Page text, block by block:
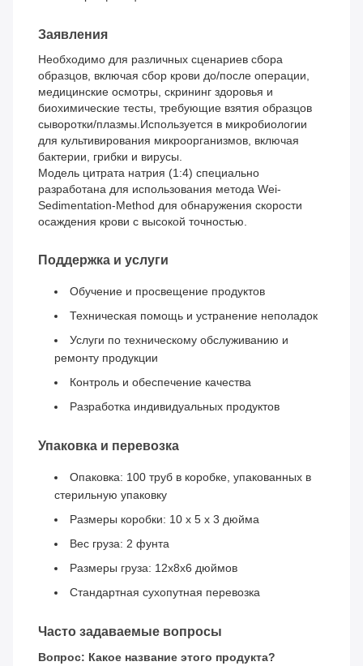
Заявления
Необходимо для различных сценариев сбора
образцов, включая сбор крови до/после операции,
медицинские осмотры, скрининг здоровья и
биохимические тесты, требующие взятия образцов
сыворотки/плазмы.Используется в микробиологии
для культивирования микроорганизмов, включая
бактерии, грибки и вирусы.
Модель цитрата натрия (1:4) специально
разработана для использования метода Wei-
Sedimentation-Method для обнаружения скорости
осаждения крови с высокой точностью.
Поддержка и услуги
Обучение и просвещение продуктов
Техническая помощь и устранение неполадок
Услуги по техническому обслуживанию и
ремонту продукции
Контроль и обеспечение качества
Разработка индивидуальных продуктов
Упаковка и перевозка
Опаковка: 100 труб в коробке, упакованных в
стерильную упаковку
Размеры коробки: 10 x 5 x 3 дюйма
Вес груза: 2 фунта
Размеры груза: 12х8х6 дюймов
Стандартная сухопутная перевозка
Часто задаваемые вопросы
Вопрос: Какое название этого продукта?